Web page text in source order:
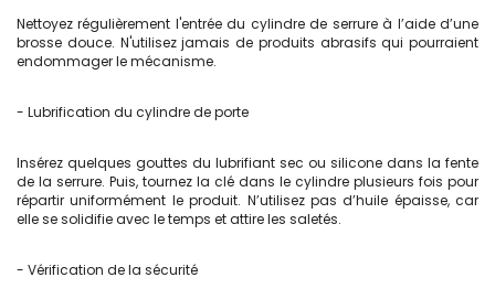
Nettoyez régulièrement l'entrée du cylindre de serrure à l’aide d’une
brosse douce. N'utilisez jamais de produits abrasifs qui pourraient
endommager le mécanisme.
- Lubrification du cylindre de porte
Insérez quelques gouttes du lubrifiant sec ou silicone dans la fente
de la serrure. Puis, tournez la clé dans le cylindre plusieurs fois pour
répartir uniformément le produit. N’utilisez pas d’huile épaisse, car
elle se solidifie avec le temps et attire les saletés.
- Vérification de la sécurité